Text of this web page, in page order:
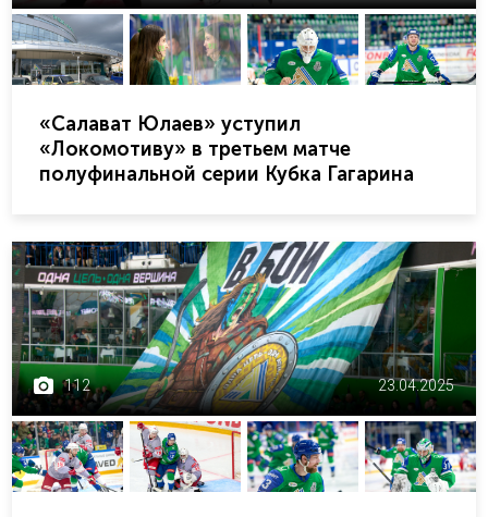
«Салават Юлаев» уступил
«Локомотиву» в третьем матче
полуфинальной серии Кубка Гагарина
112 23.04.2025